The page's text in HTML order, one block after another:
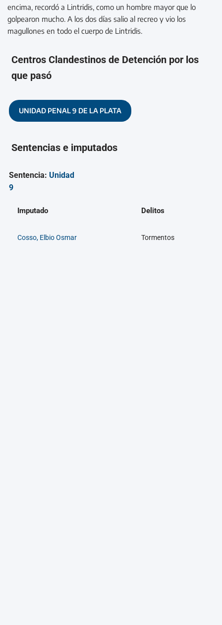
encima, recordó a Lintridis, como un hombre mayor que lo
golpearon mucho. A los dos días salio al recreo y vio los
magullones en todo el cuerpo de Lintridis.
Centros Clandestinos de Detención por los
que pasó
UNIDAD PENAL 9 DE LA PLATA
Sentencias e imputados
Sentencia: Unidad
9
Imputado Delitos
Cosso, Elbio Osmar Tormentos